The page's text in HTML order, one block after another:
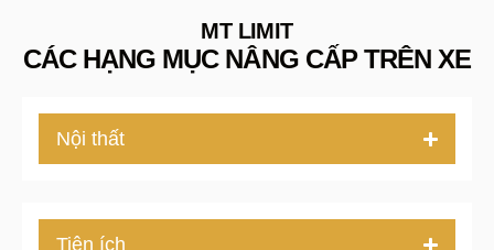
MT LIMIT
CÁC HẠNG MỤC NÂNG CẤP TRÊN XE
Nội thất
Tiện ích